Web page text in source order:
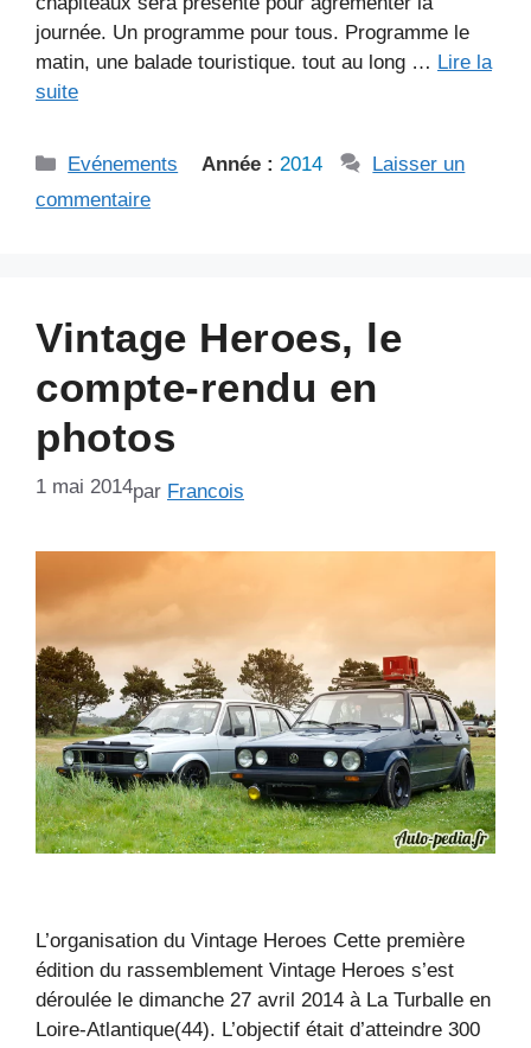
journée. Un programme pour tous. Programme le
matin, une balade touristique. tout au long … Lire la
suite
Catégories
Evénements Année : 2014
Laisser un
commentaire
Vintage Heroes, le
compte-rendu en
photos
1 mai 2014par Francois
L’organisation du Vintage Heroes Cette première
édition du rassemblement Vintage Heroes s’est
déroulée le dimanche 27 avril 2014 à La Turballe en
Loire-Atlantique(44). L’objectif était d’atteindre 300